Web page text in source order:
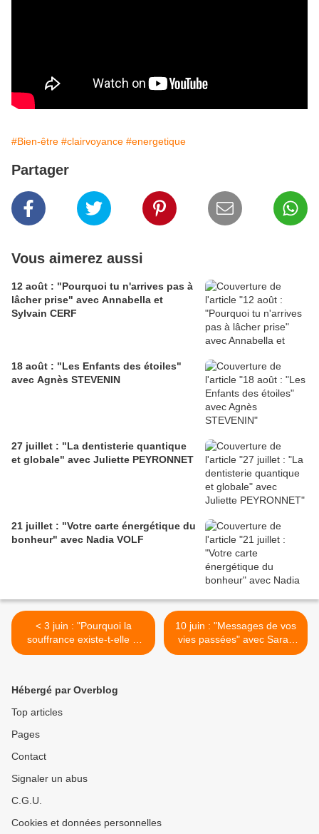
#Bien-être #clairvoyance #energetique
Partager
Vous aimerez aussi
12 août : "Pourquoi tu n'arrives pas à
lâcher prise" avec Annabella et
Sylvain CERF
18 août : "Les Enfants des étoiles"
avec Agnès STEVENIN
27 juillet : "La dentisterie quantique
et globale" avec Juliette PEYRONNET
21 juillet : "Votre carte énergétique du
bonheur" avec Nadia VOLF
< 3 juin : "Pourquoi la
souffrance existe-t-elle si
tout est conscience ?" avec
10 juin : "Messages de vos
vies passées" avec Sarah
DIVINÉ >
Hébergé par Overblog
Top articles
Pages
Contact
Signaler un abus
C.G.U.
Cookies et données personnelles